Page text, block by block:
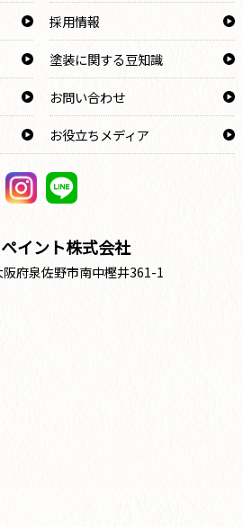
採用情報
塗装に関する豆知識
お問い合わせ
お役立ちメディア
イント株式会社
府泉佐野市南中樫井361-1